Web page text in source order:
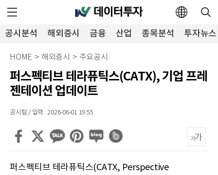
공시분석 해외증시 금융 산업 종목분석 투자뉴스
HOME > 해외증시 > 주요공시
퍼스펙티브 테라퓨틱스(CATX), 기업 프레
젠테이션 업데이트
공시팀 / 입력 : 2026-06-01 19:55
퍼스펙티브 테라퓨틱스(CATX, Perspective